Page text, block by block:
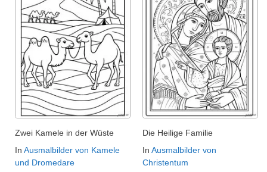
Zwei Kamele in der Wüste
In Ausmalbilder von Kamele
und Dromedare
Die Heilige Familie
In Ausmalbilder von
Christentum